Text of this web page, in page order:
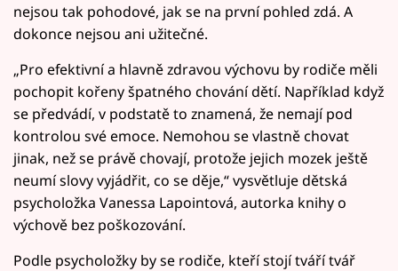
nejsou tak pohodové, jak se na první pohled zdá. A
dokonce nejsou ani užitečné.
„Pro efektivní a hlavně zdravou výchovu by rodiče měli
pochopit kořeny špatného chování dětí. Například když
se předvádí, v podstatě to znamená, že nemají pod
kontrolou své emoce. Nemohou se vlastně chovat
jinak, než se právě chovají, protože jejich mozek ještě
neumí slovy vyjádřit, co se děje,“ vysvětluje dětská
psycholožka Vanessa Lapointová, autorka knihy o
výchově bez poškozování.
Podle psycholožky by se rodiče, kteří stojí tváří tvář